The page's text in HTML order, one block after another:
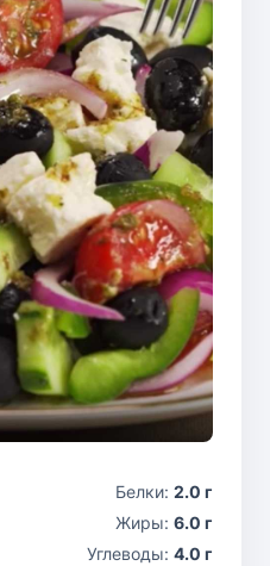
Белки: 2.0 г
Жиры: 6.0 г
Углеводы: 4.0 г